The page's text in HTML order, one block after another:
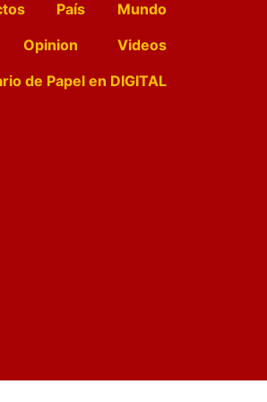
País
Mundo
Opinion
Videos
de Papel en DIGITAL